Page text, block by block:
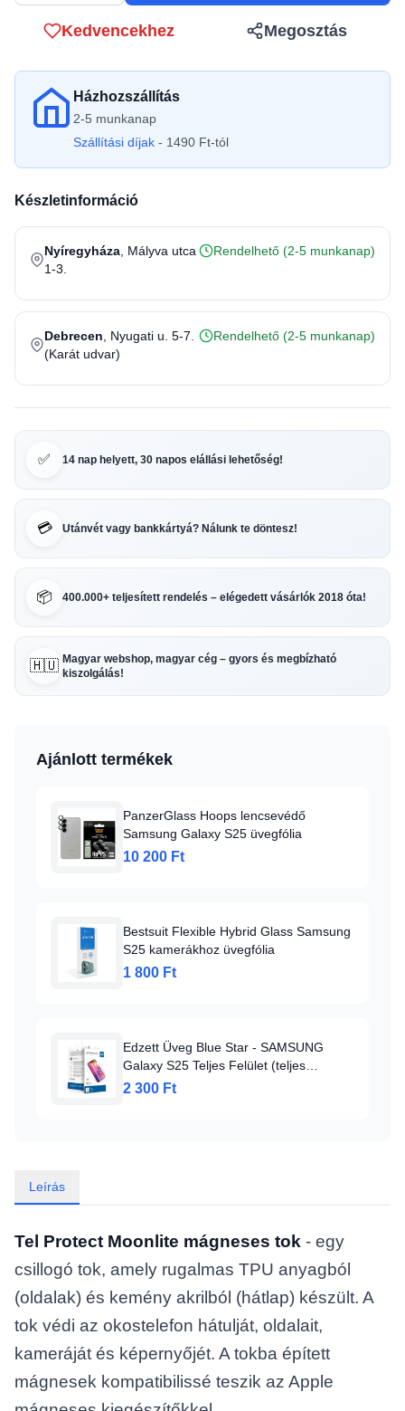
Kedvencekhez Megosztás
Házhozszállítás
2-5 munkanap
Szállítási díjak - 1490 Ft-tól
Készletinformáció
Nyíregyháza , Mályva utca
1-3.
Rendelhető (2-5 munkanap)
Debrecen , Nyugati u. 5-7.
(Karát udvar)
Rendelhető (2-5 munkanap)
✅ 14 nap helyett, 30 napos elállási lehetőség!
💳 Utánvét vagy bankkártyá? Nálunk te döntesz!
📦 400.000+ teljesített rendelés – elégedett vásárlók 2018 óta!
🇭🇺 Magyar webshop, magyar cég – gyors és megbízható
kiszolgálás!
Ajánlott termékek
PanzerGlass Hoops lencsevédő
Samsung Galaxy S25 üvegfólia
10 200 Ft
Bestsuit Flexible Hybrid Glass Samsung
S25 kamerákhoz üvegfólia
1 800 Ft
Edzett Üveg Blue Star - SAMSUNG
Galaxy S25 Teljes Felület (teljes
ragasztás/tokbarát) - fekete edzett üveg
2 300 Ft
Leírás
Tel Protect Moonlite mágneses tok - egy
csillogó tok, amely rugalmas TPU anyagból
(oldalak) és kemény akrilból (hátlap) készült. A
tok védi az okostelefon hátulját, oldalait,
kameráját és képernyőjét. A tokba épített
mágnesek kompatibilissé teszik az Apple